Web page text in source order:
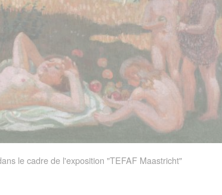
le cadre de l'exposition "TEFAF Maastricht"